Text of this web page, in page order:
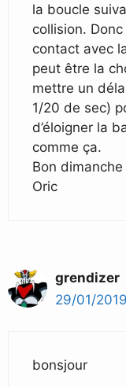
la boucle
collision.
contact avec
peut être la
mettre un
1/20 de sec)
d’éloigner la
comme ça.
Bon dimanche
Oric
grendizer
29/01/
bonsjour